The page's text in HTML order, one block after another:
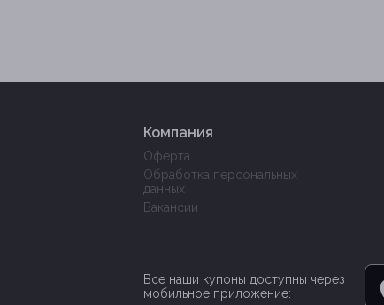
Компания
Оферта
Обработка персональных
данных
Вакансии
Все наши купоны доступны через
мобильное приложение: